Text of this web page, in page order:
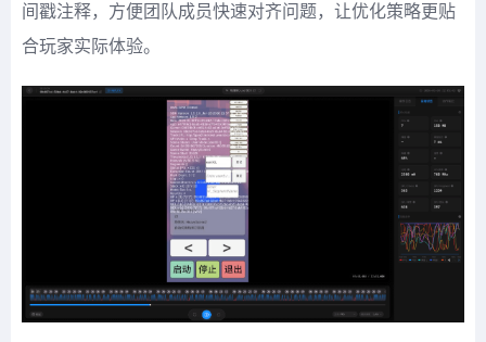
间戳注释，方便团队成员快速对齐问题，让优化策略更贴
合玩家实际体验。